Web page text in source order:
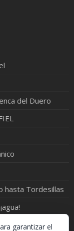
del Duero
hasta Tordesillas
garantizar el